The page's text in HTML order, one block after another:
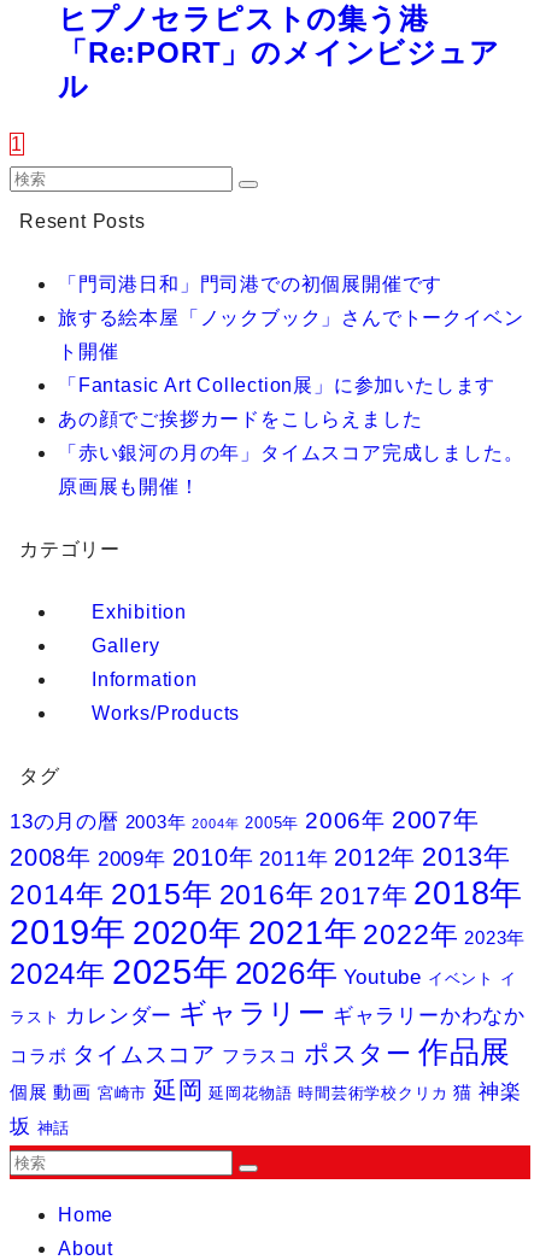
ヒプノセラピストの集う港
「Re:PORT」のメインビジュア
ル
1
Resent Posts
「門司港日和」門司港での初個展開催です
旅する絵本屋「ノックブック」さんでトークイベン
ト開催
「Fantasic Art Collection展」に参加いたします
あの顔でご挨拶カードをこしらえました
「赤い銀河の月の年」タイムスコア完成しました。
原画展も開催！
カテゴリー
Exhibition
Gallery
Information
Works/Products
タグ
13の月の暦 2003年 2004年 2005年 2006年 2007年
2008年 2009年 2010年 2011年 2012年 2013年
2014年 2015年 2016年 2017年 2018年
2019年 2020年 2021年 2022年 2023年
2024年 2025年 2026年 Youtube イベント イ
ラスト カレンダー ギャラリー ギャラリーかわなか
コラボ タイムスコア フラスコ ポスター 作品展
個展 動画 宮崎市 延岡 延岡花物語 時間芸術学校クリカ 猫 神楽
坂 神話
Home
About